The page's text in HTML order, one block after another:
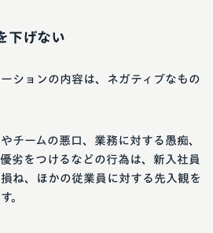
下げない
ションの内容は、ネガティブなもの
チームの悪口、業務に対する愚痴、
劣をつけるなどの行為は、新入社員
ね、ほかの従業員に対する先入観を
。